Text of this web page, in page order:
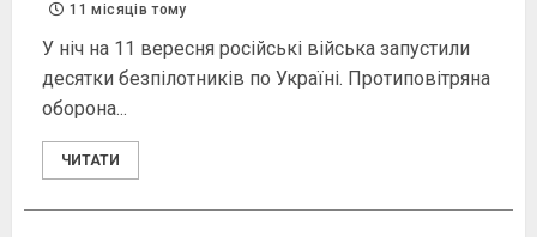
11 місяців тому
У ніч на 11 вересня російські війська запустили
десятки безпілотників по Україні. Протиповітряна
оборона...
ЧИТАТИ